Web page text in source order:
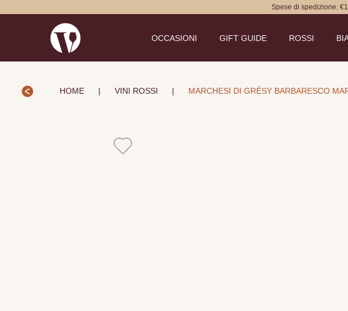
Spese di spedizione:
OCCASIONI GIFT GUIDE ROSSI
HOME | VINI ROSSI | MARCHESI DI GRÉSY BARBARESCO